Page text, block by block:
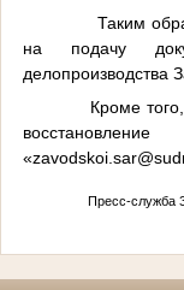
Таким образом,
на подачу
делопроизводства
Кроме того,
«zavodskoi. sar@
Пресс-служба